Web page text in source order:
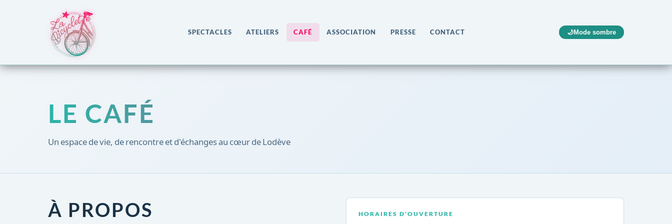
SPECTACLES ATELIERS CAFÉ ASSOCIATION PRESSE CONTACT 🌙Mode sombre
LE CAFÉ
Un espace de vie, de rencontre et d'échanges au cœur de Lodève
À PROPOS HORAIRES D'OUVERTURE